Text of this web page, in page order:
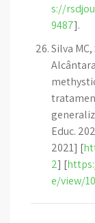
s://
9487].
Silva
Educ.
2021] [
2] [
e/view/